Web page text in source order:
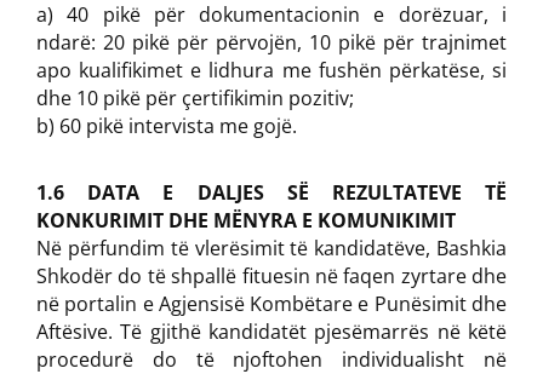
a) 40 pikë për dokumentacionin e dorëzuar, i
ndarë: 20 pikë për përvojën, 10 pikë për trajnimet
apo kualifikimet e lidhura me fushën përkatëse, si
dhe 10 pikë për çertifikimin pozitiv;
b) 60 pikë intervista me gojë.
1.6 DATA E DALJES SË REZULTATEVE TË
KONKURIMIT DHE MËNYRA E KOMUNIKIMIT
Në përfundim të vlerësimit të kandidatëve, Bashkia
Shkodër do të shpallë fituesin në faqen zyrtare dhe
në portalin e Agjensisë Kombëtare e Punësimit dhe
Aftësive. Të gjithë kandidatët pjesëmarrës në këtë
procedurë do të njoftohen individualisht në